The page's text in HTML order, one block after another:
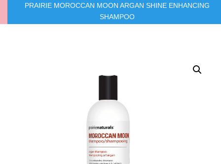
PRAIRIE MOROCCAN MOON ARGAN SHINE ENHANCING
SHAMPOO